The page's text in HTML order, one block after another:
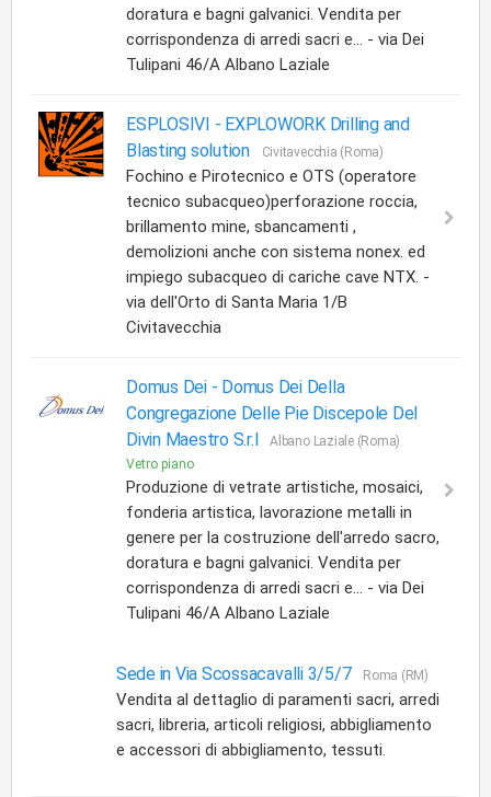
doratura e bagni galvanici. Vendita per
corrispondenza di arredi sacri e... - via Dei
Tulipani 46/A Albano Laziale
ESPLOSIVI - EXPLOWORK Drilling and
Blasting solution
Civitavecchia (Roma)
Fochino e Pirotecnico e OTS (operatore
tecnico subacqueo)perforazione roccia,
brillamento mine, sbancamenti ,
demolizioni anche con sistema nonex. ed
impiego subacqueo di cariche cave NTX. -
via dell'Orto di Santa Maria 1/B
Civitavecchia
Domus Dei - Domus Dei Della
Congregazione Delle Pie Discepole Del
Divin Maestro S.r.l
Albano Laziale (Roma)
Vetro piano
Produzione di vetrate artistiche, mosaici,
fonderia artistica, lavorazione metalli in
genere per la costruzione dell'arredo sacro,
doratura e bagni galvanici. Vendita per
corrispondenza di arredi sacri e... - via Dei
Tulipani 46/A Albano Laziale
Sede in Via Scossacavalli 3/5/7 Roma (RM)
Vendita al dettaglio di paramenti sacri, arredi
sacri, libreria, articoli religiosi, abbigliamento
e accessori di abbigliamento, tessuti.